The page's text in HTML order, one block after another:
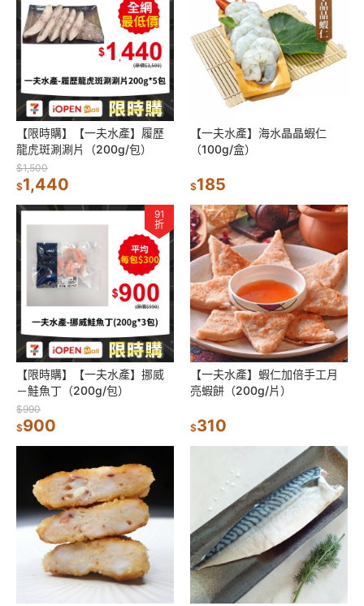
【限時購】【一夫水產】履歷
龍虎斑涮涮片（200g/包）
$1,500
$1,440
【一夫水產】海水晶晶蝦仁
（100g/盒）
$185
91
折
【限時購】【一夫水產】挪威
－鮭魚丁（200g/包）
$990
$900
【一夫水產】蝦仁加倍手工月
亮蝦餅（200g/片）
$310